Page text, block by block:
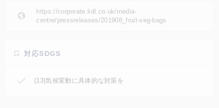
https://corporate.lidl.co.uk/media-
centre/pressreleases/201908_fruit-veg-bags
対応SDGS
(13)気候変動に具体的な対策を